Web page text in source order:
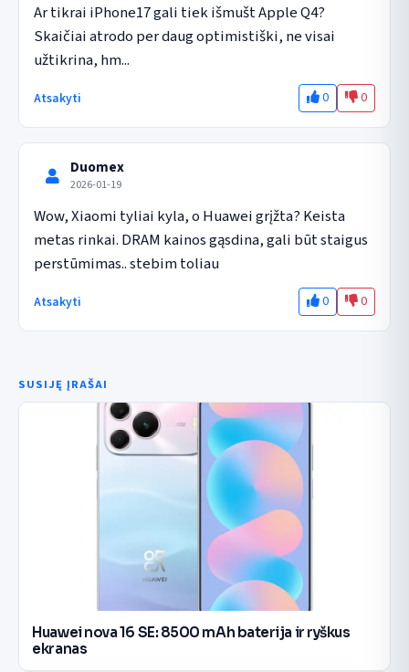
Ar tikrai iPhone17 gali tiek išmušt Apple Q4?
Skaičiai atrodo per daug optimistiški, ne visai
užtikrina, hm...
Atsakyti 0 0
Duomex
2026-01-19
Wow, Xiaomi tyliai kyla, o Huawei grįžta? Keista
metas rinkai. DRAM kainos gąsdina, gali būt staigus
perstūmimas.. stebim toliau
Atsakyti 0 0
SUSIJĘ ĮRAŠAI
Huawei nova 16 SE: 8500 mAh baterija ir ryškus
ekranas